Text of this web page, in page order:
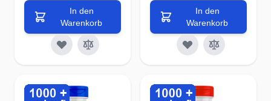
ausreichend hergestellt, sind wichtige
Körperfunktionen nicht mehr optional gewährleistet.
Unverzichtbar sind die acht essenziellen
Aminosäuren:
L-Valin
In den
Warenkorb
In den
Warenkorb